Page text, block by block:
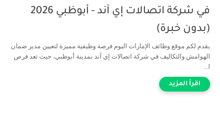
في شركة اتصالات إي آند - أبوظبي 2026
(بدون خبرة)
يقدم لكم موقع وظائف الإمارات اليوم فرصة وظيفية مميزة لتعيين مدير ضمان
الهوامش والتكاليف في شركة اتصالات إي آند بمدينة أبوظبي، حيث تعد فرص